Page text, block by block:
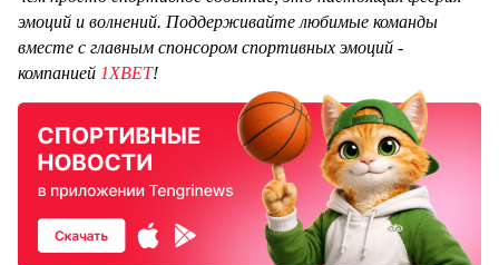
эмоций и волнений. Поддерживайте любимые команды
вместе с главным спонсором спортивных эмоций -
компанией 1XBET!